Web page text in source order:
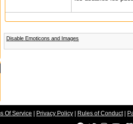
Disable Emoticons and Images
Of Service Privacy Policy Rules of Conduct|